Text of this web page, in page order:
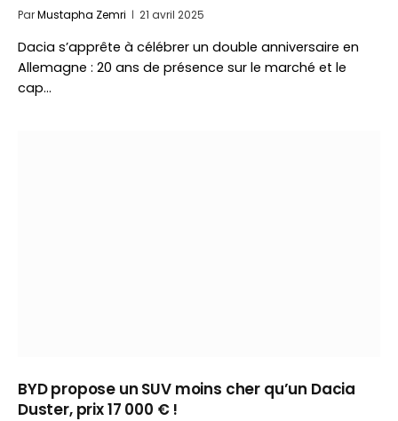
ParMustapha Zemri 21 avril 2025
Dacia s’apprête à célébrer un double anniversaire en
Allemagne : 20 ans de présence sur le marché et le
cap…
BYD propose un SUV moins cher qu’un Dacia
Duster, prix 17 000 € !